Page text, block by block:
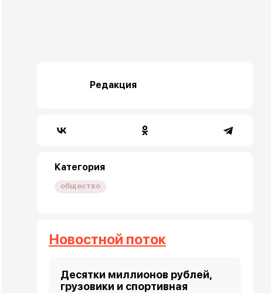
Редакция
Категория
общество
Новостной поток
Десятки миллионов рублей,
грузовики и спортивная